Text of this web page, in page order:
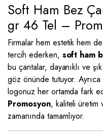
Soft Ham Bez
gr 46 Tel –
Firmalar hem estetik hem
tercih ederken, soft ham
bu çantalar, dayanıklı ve
göz önünde tutuyor. Ayrıca
logonuz her ortamda fark
Promosyon, kaliteli üretim
zamanında tamamlıyor.